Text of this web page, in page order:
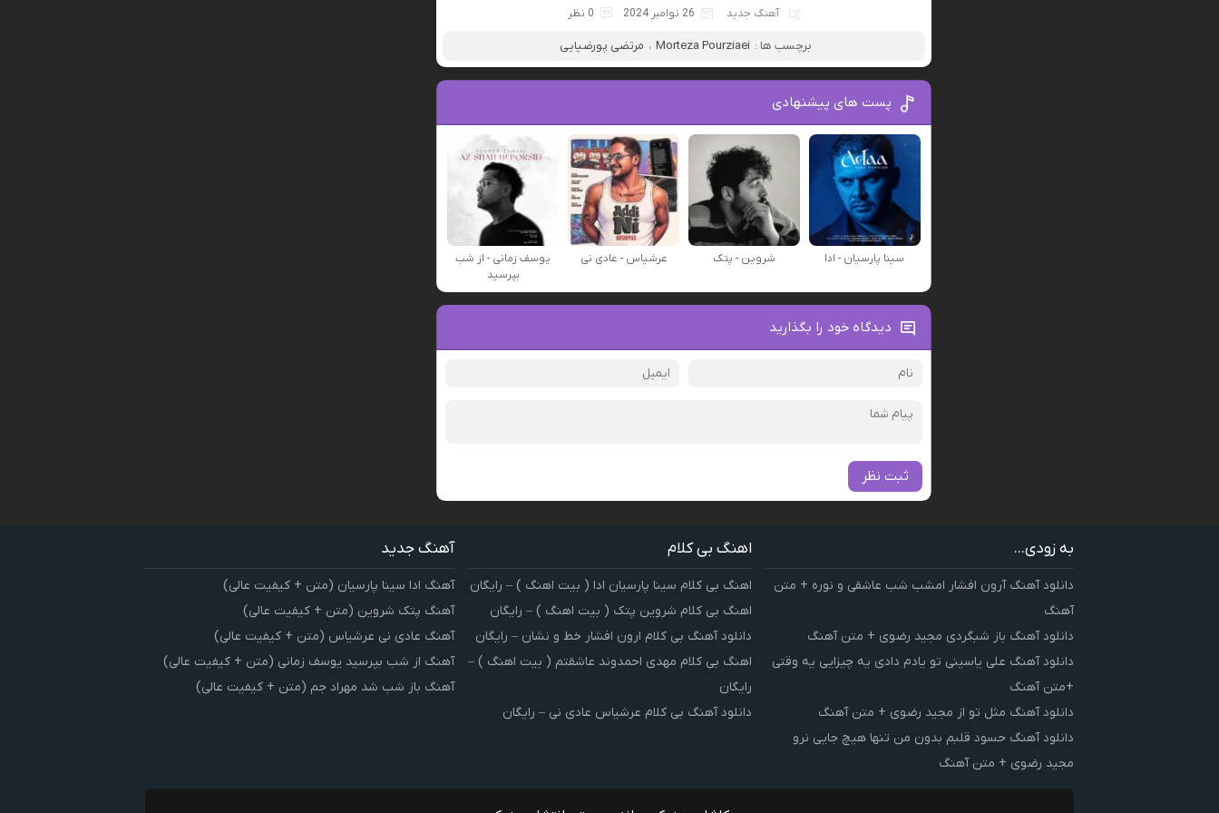
آهنگ جدید 26 نوامبر 2024 0 نظر
برچسب ها : Morteza Pourziaei ، مرتضی پورضیایی
پست های پیشنهادی
سینا پارسیان - ادا شروین - پتک عرشیاس - عادی نی
یوسف زمانی - از شب
بپرسید
دیدگاه خود را بگذارید
ثبت نظر
به زودی...
دانلود آهنگ آرون افشار امشب شب عاشقی و نوره + متن
آهنگ
دانلود آهنگ باز شبگردی مجید رضوی + متن آهنگ
دانلود آهنگ علی یاسینی تو یادم دادی یه چیزایی یه وقتی
+متن آهنگ
دانلود آهنگ مثل تو از مجید رضوی + متن آهنگ
دانلود آهنگ حسود قلبم بدون من تنها هیچ جایی نرو
مجید رضوی + متن آهنگ
اهنگ بی کلام
اهنگ بی کلام سینا پارسیان ادا ( بیت اهنگ ) – رایگان
اهنگ بی کلام شروین پتک ( بیت اهنگ ) – رایگان
دانلود آهنگ بی کلام ارون افشار خط و نشان – رایگان
اهنگ بی کلام مهدی احمدوند عاشقتم ( بیت اهنگ ) –
رایگان
دانلود آهنگ بی کلام عرشیاس عادی نی – رایگان
آهنگ جدید
آهنگ ادا سینا پارسیان (متن + کیفیت عالی)
آهنگ پتک شروین (متن + کیفیت عالی)
آهنگ عادی نی عرشیاس (متن + کیفیت عالی)
آهنگ از شب بپرسید یوسف زمانی (متن + کیفیت عالی)
آهنگ باز شب شد مهراد جم (متن + کیفیت عالی)